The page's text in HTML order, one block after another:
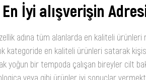
En İyi alışverişin
adına tüm alanlarda en kaliteli
en kaliteli ürünleri satarak
bir tempoda çalışan bireyler cilt
veya gibi ürünler iyi sonuçlar